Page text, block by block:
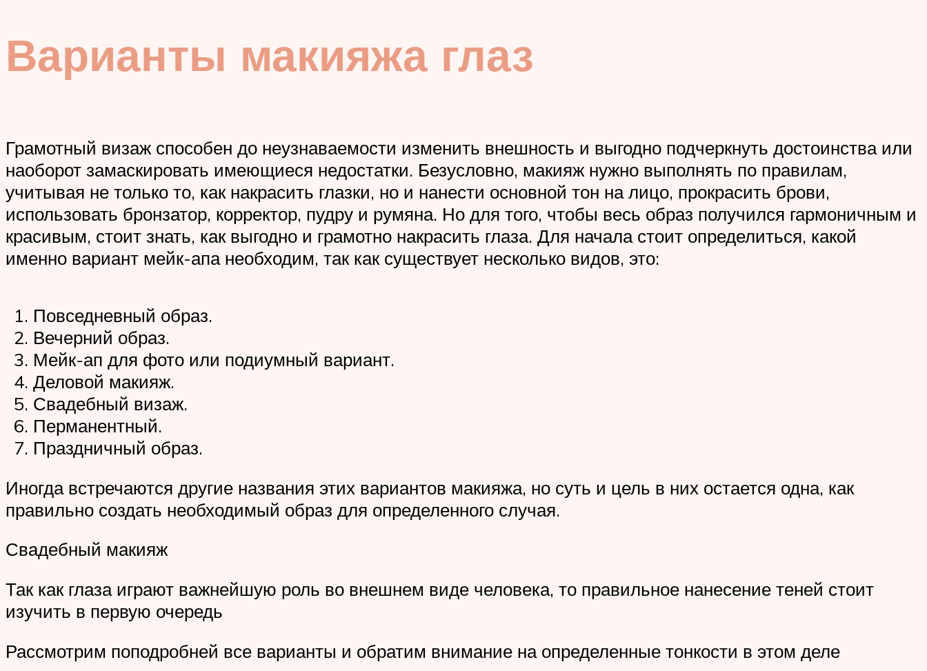
Варианты макияжа глаз
Грамотный визаж способен до неузнаваемости изменить внешность и выгодно подчеркнуть достоинства или
наоборот замаскировать имеющиеся недостатки. Безусловно, макияж нужно выполнять по правилам,
учитывая не только то, как накрасить глазки, но и нанести основной тон на лицо, прокрасить брови,
использовать бронзатор, корректор, пудру и румяна. Но для того, чтобы весь образ получился гармоничным и
красивым, стоит знать, как выгодно и грамотно накрасить глаза. Для начала стоит определиться, какой
именно вариант мейк-апа необходим, так как существует несколько видов, это:
Повседневный образ.
Вечерний образ.
Мейк-ап для фото или подиумный вариант.
Деловой макияж.
Свадебный визаж.
Перманентный.
Праздничный образ.
Иногда встречаются другие названия этих вариантов макияжа, но суть и цель в них остается одна, как
правильно создать необходимый образ для определенного случая.
Свадебный макияж
Так как глаза играют важнейшую роль во внешнем виде человека, то правильное нанесение теней стоит
изучить в первую очередь
Рассмотрим поподробней все варианты и обратим внимание на определенные тонкости в этом деле